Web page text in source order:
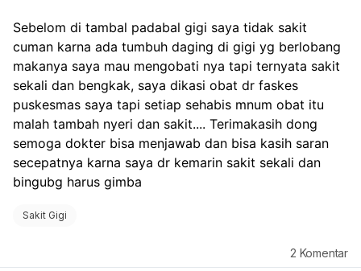
Sebelom di tambal padabal gigi saya tidak sakit
cuman karna ada tumbuh daging di gigi yg berlobang
makanya saya mau mengobati nya tapi ternyata sakit
sekali dan bengkak, saya dikasi obat dr faskes
puskesmas saya tapi setiap sehabis mnum obat itu
malah tambah nyeri dan sakit.... Terimakasih dong
semoga dokter bisa menjawab dan bisa kasih saran
secepatnya karna saya dr kemarin sakit sekali dan
bingubg harus gimba
Sakit Gigi
2 Komentar